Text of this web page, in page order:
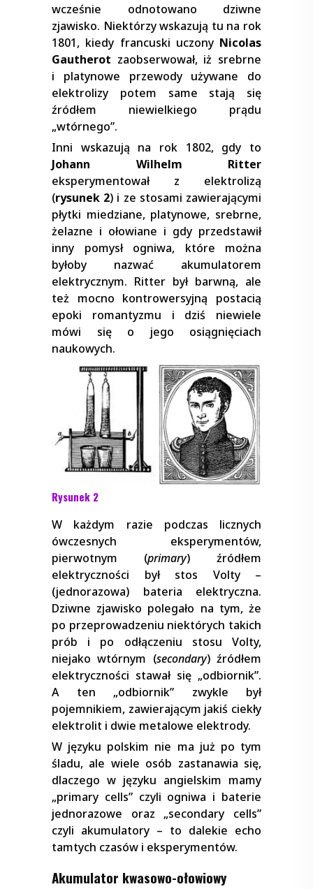
wcześnie odnotowano dziwne
zjawisko. Niektórzy wskazują tu na rok
1801, kiedy francuski uczony Nicolas
Gautherot zaobserwował, iż srebrne
i platynowe przewody używane do
elektrolizy potem same stają się
źródłem niewielkiego prądu
„wtórnego”.
Inni wskazują na rok 1802, gdy to
Johann Wilhelm Ritter
eksperymentował z elektrolizą
(rysunek 2) i ze stosami zawierającymi
płytki miedziane, platynowe, srebrne,
żelazne i ołowiane i gdy przedstawił
inny pomysł ogniwa, które można
byłoby nazwać akumulatorem
elektrycznym. Ritter był barwną, ale
też mocno kontrowersyjną postacią
epoki romantyzmu i dziś niewiele
mówi się o jego osiągnięciach
naukowych.
Rysunek 2
W każdym razie podczas licznych
ówczesnych eksperymentów,
pierwotnym (primary) źródłem
elektryczności był stos Volty –
(jednorazowa) bateria elektryczna.
Dziwne zjawisko polegało na tym, że
po przeprowadzeniu niektórych takich
prób i po odłączeniu stosu Volty,
niejako wtórnym (secondary) źródłem
elektryczności stawał się „odbiornik”.
A ten „odbiornik” zwykle był
pojemnikiem, zawierającym jakiś ciekły
elektrolit i dwie metalowe elektrody.
W języku polskim nie ma już po tym
śladu, ale wiele osób zastanawia się,
dlaczego w języku angielskim mamy
„primary cells” czyli ogniwa i baterie
jednorazowe oraz „secondary cells”
czyli akumulatory – to dalekie echo
tamtych czasów i eksperymentów.
Akumulator kwasowo-ołowiowy